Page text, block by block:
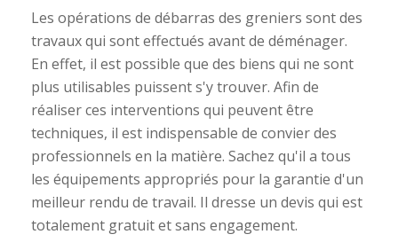
Les opérations de débarras des greniers sont des
travaux qui sont effectués avant de déménager.
En effet, il est possible que des biens qui ne sont
plus utilisables puissent s'y trouver. Afin de
réaliser ces interventions qui peuvent être
techniques, il est indispensable de convier des
professionnels en la matière. Sachez qu'il a tous
les équipements appropriés pour la garantie d'un
meilleur rendu de travail. Il dresse un devis qui est
totalement gratuit et sans engagement.